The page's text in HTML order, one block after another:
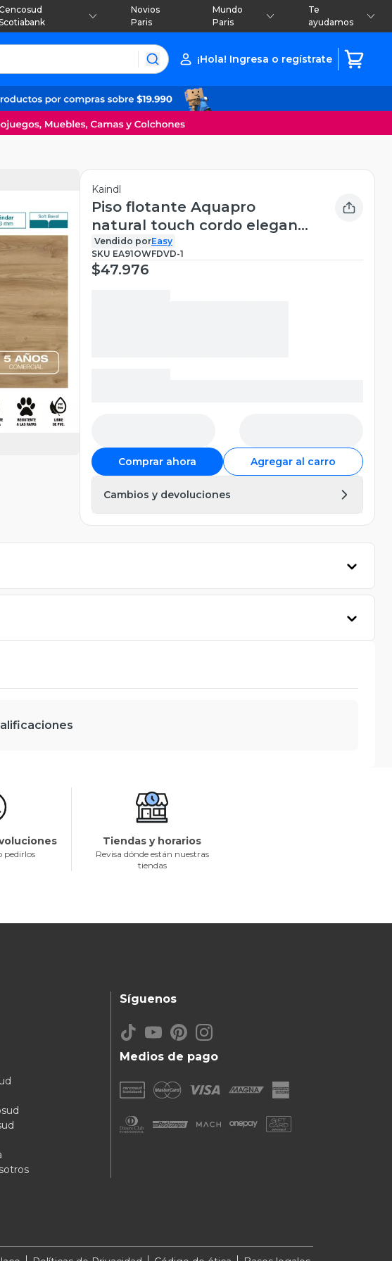
Novios
Paris
Mundo
Paris
Te
ayudamos
¡Hola! Ingresa o regístrate
Kaindl
Piso flotante Aquapro
natural touch cordo elegante
19.3x138.3 cm 8 mm 2.40 m2
Vendido porEasy
SKU EA91OWFDVD-1
$47.976
Comprar ahora Agregar al carro
Cambios y devoluciones
pedirlos
Tiendas y horarios
Revisa dónde están nuestras
tiendas
Medios de pago
Síguenos